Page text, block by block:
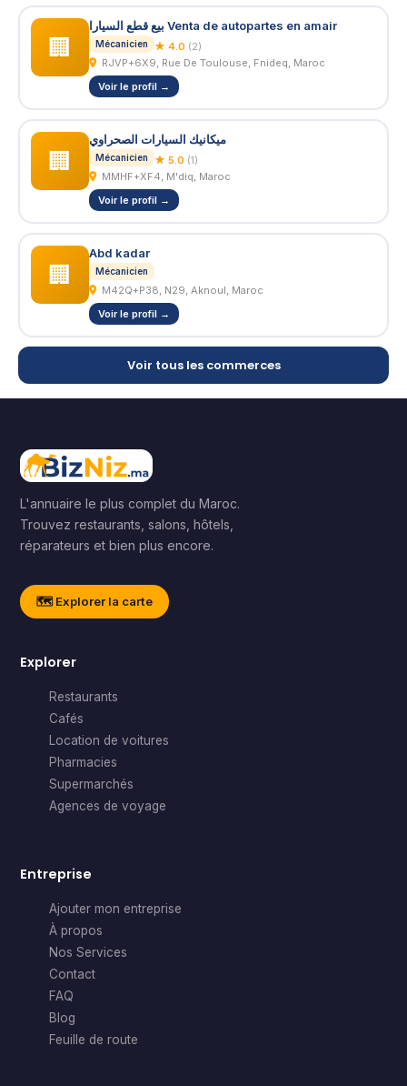
🏢
بيع قطع السيارا Venta de autopartes en amair
Mécanicien ★ 4.0 (2)
RJVP+6X9, Rue De Toulouse, Fnideq, Maroc
Voir le profil →
🏢
ميكانيك السيارات الصحراوي
Mécanicien ★ 5.0 (1)
MMHF+XF4, M'diq, Maroc
Voir le profil →
🏢
Abd kadar
Mécanicien
M42Q+P38, N29, Aknoul, Maroc
Voir le profil →
Voir tous les commerces
L'annuaire le plus complet du Maroc.
Trouvez restaurants, salons, hôtels,
réparateurs et bien plus encore.
🗺️ Explorer la carte
Explorer
Restaurants
Cafés
Location de voitures
Pharmacies
Supermarchés
Agences de voyage
Entreprise
Ajouter mon entreprise
À propos
Nos Services
Contact
FAQ
Blog
Feuille de route